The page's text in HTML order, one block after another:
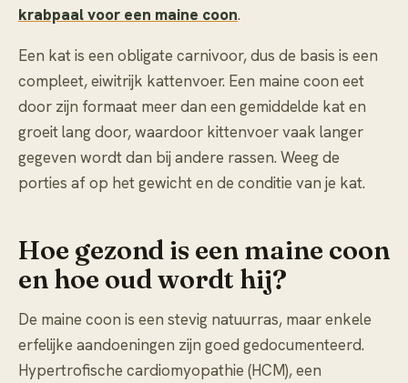
krabpaal voor een maine coon.
Een kat is een obligate carnivoor, dus de basis is een
compleet, eiwitrijk kattenvoer. Een maine coon eet
door zijn formaat meer dan een gemiddelde kat en
groeit lang door, waardoor kittenvoer vaak langer
gegeven wordt dan bij andere rassen. Weeg de
porties af op het gewicht en de conditie van je kat.
Hoe gezond is een maine coon
en hoe oud wordt hij?
De maine coon is een stevig natuurras, maar enkele
erfelijke aandoeningen zijn goed gedocumenteerd.
Hypertrofische cardiomyopathie (HCM), een